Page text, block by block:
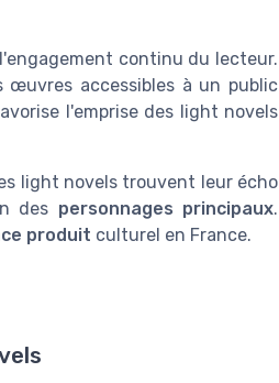
continu du lecteur.
œuvres accessibles à un public
l'emprise des light novels
light novels trouvent leur écho
des personnages principaux.
produit culturel en France.